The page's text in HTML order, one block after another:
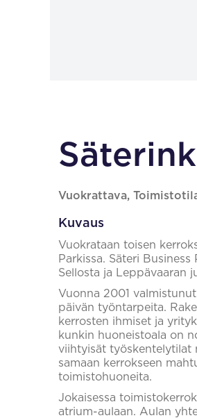
Vuokrattava,
Kuvaus
Vuokrataan toisen
Parkissa. Säteri
Sellosta ja Leppävaaran
Vuonna 2001
päivän työntarpeita.
kerrosten ihmiset ja
kunkin huoneistoala on
viihtyisät työskentelytilat
samaan kerrokseen
toimistohuoneita.
Jokaisessa
atrium-aulaan. Aulan